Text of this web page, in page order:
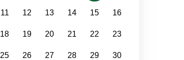
11 12 13 14 15 16
18 19 20 21 22 23
25 26 27 28 29 30